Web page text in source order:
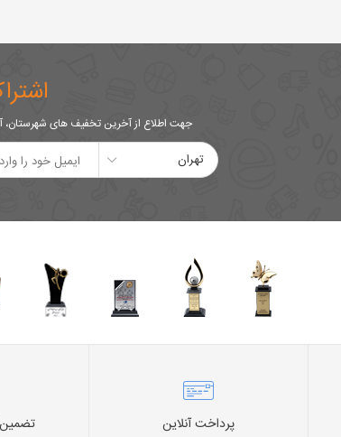
جهت اطلاع از آخرین تخفیف های شهرستان،
تهران
پرداخت آنلاین